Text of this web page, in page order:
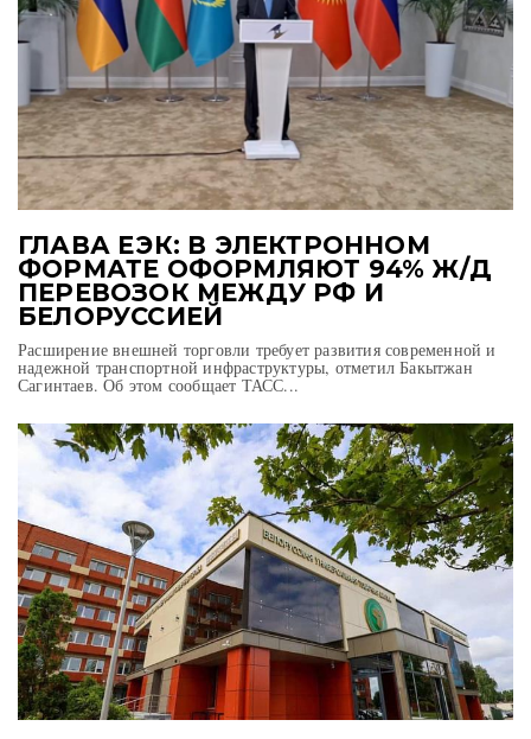
ГЛАВА ЕЭК: В ЭЛЕКТРОННОМ
ФОРМАТЕ ОФОРМЛЯЮТ 94% Ж/Д
ПЕРЕВОЗОК МЕЖДУ РФ И
БЕЛОРУССИЕЙ
Расширение внешней торговли требует развития современной и
надежной транспортной инфраструктуры, отметил Бакытжан
Сагинтаев. Об этом сообщает ТАСС...